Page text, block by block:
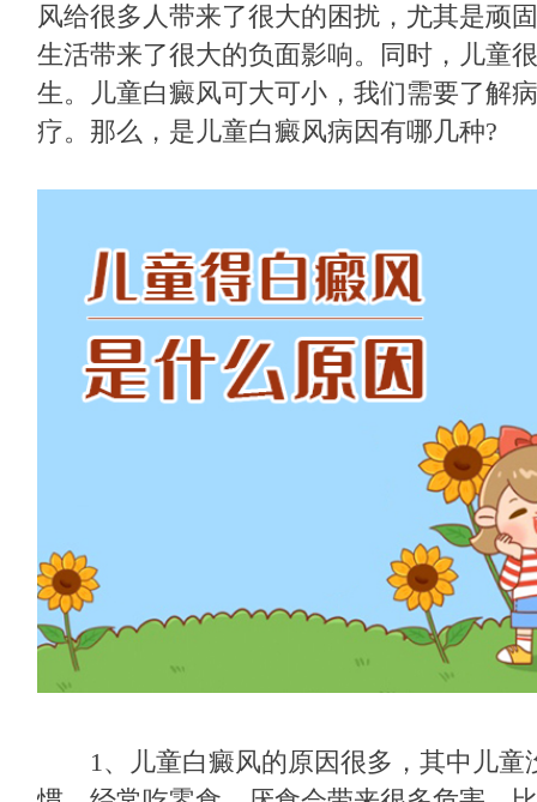
风给很多人带来了很大的困扰，尤其是顽
生活带来了很大的负面影响。同时，儿童
生。儿童白癜风可大可小，我们需要了解
疗。那么，是儿童白癜风病因有哪几种?
1、儿童白癜风的原因很多，其中儿童